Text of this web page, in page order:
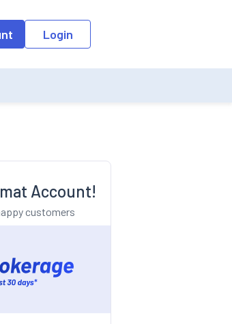
suggestion list will be updated as per the
Login
Account!
customers